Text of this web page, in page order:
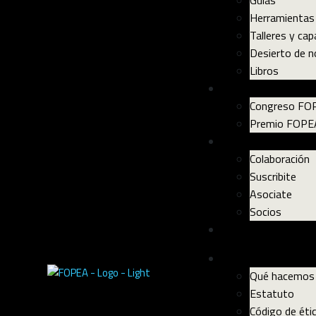
Herramientas
Talleres y
Desierto de
Libros
Congreso
Premio
Colaboración
Suscribite
Asociate
Socios
Qué hacemos
Estatuto
Código de